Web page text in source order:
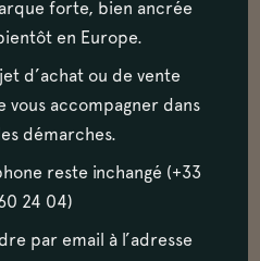
est en bon état, sans
sont en bon état.
et on note la
forte, bien ancrée
en Europe.
d’achat ou de vente
vous accompagner dans
démarches.
reste inchangé (+33
24 04)
par email à l’adresse